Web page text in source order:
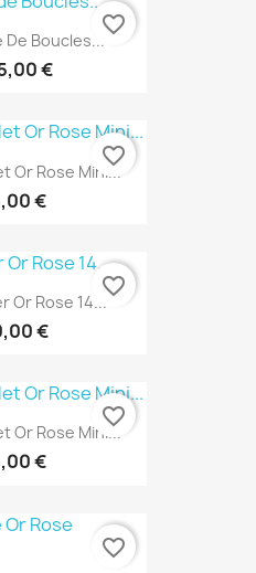
De Boucles...
€
favorite_border
Or Rose Mini...
€
favorite_border
Or Rose 14...
€
favorite_border
Or Rose Mini...
€
favorite_border
favorite_border